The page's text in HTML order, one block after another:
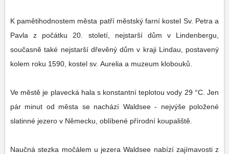
K pamětihodnostem města patří městský farní kostel Sv. Petra a
Pavla z počátku 20. století, nejstarší dům v Lindenbergu,
současně také nejstarší dřevěný dům v kraji Lindau, postavený
kolem roku 1590, kostel sv. Aurelia a muzeum klobouků.
Ve městě je plavecká hala s konstantní teplotou vody 29 °C. Jen
pár minut od města se nachází Waldsee - nejvýše položené
slatinné jezero v Německu, oblíbené přírodní koupaliště.
Naučná stezka močálem u jezera Waldsee nabízí zajímavosti z